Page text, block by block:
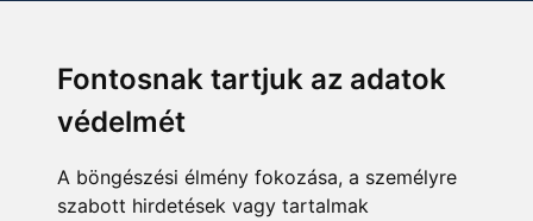
Fontosnak tartjuk az adatok
védelmét
A böngészési élmény fokozása, a személyre
szabott hirdetések vagy tartalmak